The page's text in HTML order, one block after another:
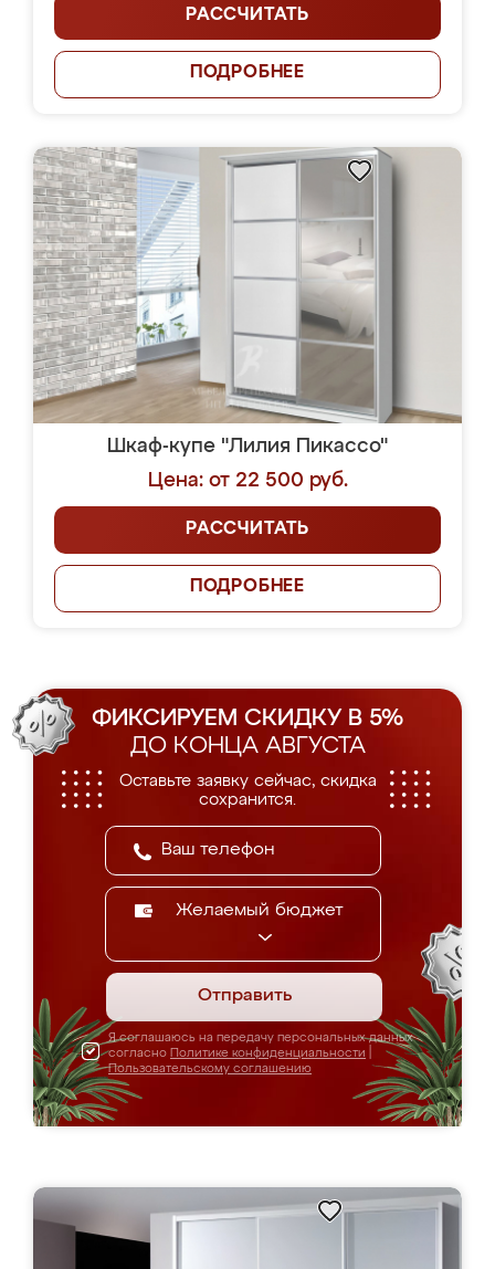
РАССЧИТАТЬ
ПОДРОБНЕЕ
Шкаф-купе "Лилия Пикассо"
Цена: от 22 500 руб.
РАССЧИТАТЬ
ПОДРОБНЕЕ
ФИКСИРУЕМ СКИДКУ В 5%
ДО КОНЦА АВГУСТА
Оставьте заявку сейчас, скидка
сохранится.
Желаемый бюджет
Отправить
Я соглашаюсь на передачу персональных данных
согласно Политике конфиденциальности
Пользовательскому соглашению